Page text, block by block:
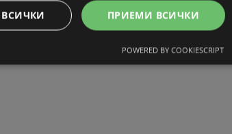
валидност до
ПРИЕМИ ВСИЧКИ
POWERED BY COOKIESCRIPT